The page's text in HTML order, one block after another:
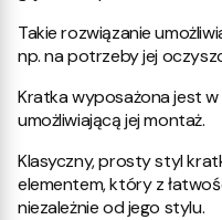
Takie rozwiązanie
np. na potrzeby jej
Kratka wyposażona jest
umożliwiającą jej montaż.
Klasyczny, prosty styl
elementem, który z
niezależnie od jego stylu.